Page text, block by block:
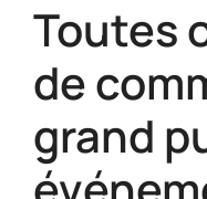
Toutes
de
grand